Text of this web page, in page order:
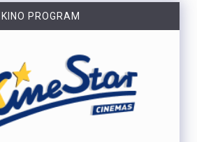
KINO PROGRAM